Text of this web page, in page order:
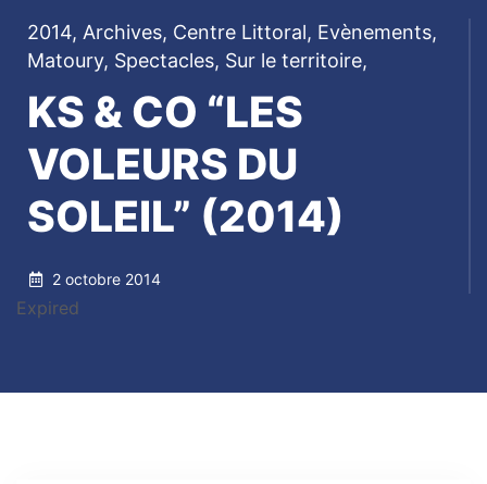
2014, Archives, Centre Littoral, Evènements,
Matoury, Spectacles, Sur le territoire,
KS & CO “LES
VOLEURS DU
SOLEIL” (2014)
2 octobre 2014
Expired